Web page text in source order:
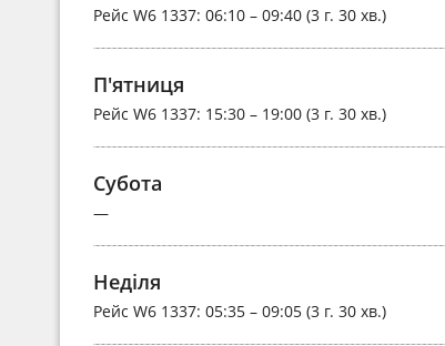
Рейс W6 1337: 06:10 – 09:40 (3 г. 30 хв.)
П'ятниця
Рейс W6 1337: 15:30 – 19:00 (3 г. 30 хв.)
Субота
—
Неділя
Рейс W6 1337: 05:35 – 09:05 (3 г. 30 хв.)